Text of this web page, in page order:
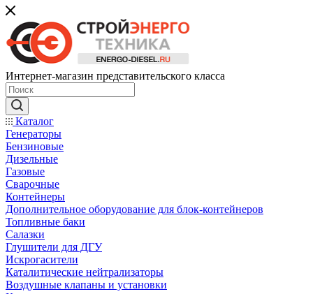
Интернет-магазин представительского класса
Каталог
Генераторы
Бензиновые
Дизельные
Газовые
Сварочные
Контейнеры
Дополнительное оборудование для блок-контейнеров
Топливные баки
Салазки
Глушители для ДГУ
Искрогасители
Каталитические нейтрализаторы
Воздушные клапаны и установки